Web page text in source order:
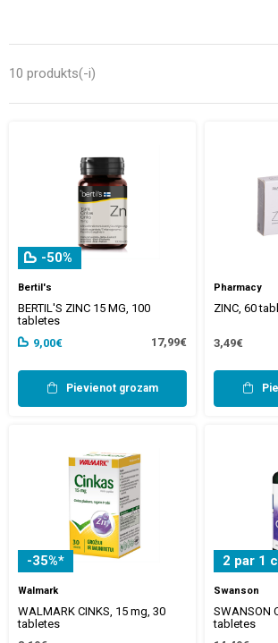
aptiekā Jūs atradīsiet kvalitatīvu cinka
vispārējo pašsajūtu.
10 produkts(-i)
-50%
Bertil's
BERTIL'S ZINC 15 MG, 100
tabletes
9,00€
17,99€
Pievienot grozam
Pharmacy
ZINC, 60
3,49€
-35%*
Walmark
WALMARK CINKS, 15 mg, 30
tabletes
2 par 1
Swanson
SWANSON
tabletes